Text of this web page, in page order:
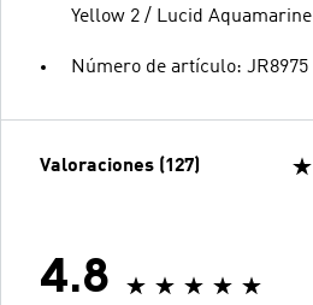
Yellow 2 / Lucid Aquamarine
Número de artículo: JR8975
Valoraciones (127)
4.8